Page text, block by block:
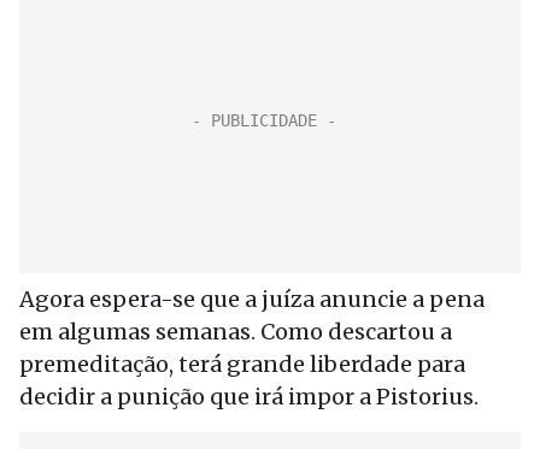
Agora espera-se que a juíza anuncie a pena
em algumas semanas. Como descartou a
premeditação, terá grande liberdade para
decidir a punição que irá impor a Pistorius.